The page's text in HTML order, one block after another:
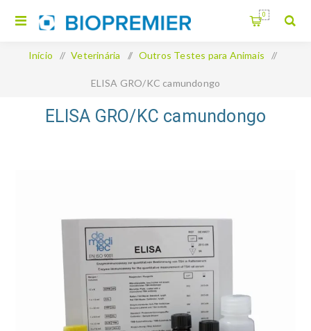
0
Início / Veterinária / Outros Testes para Animais /
ELISA GRO/KC camundongo
ELISA GRO/KC camundongo